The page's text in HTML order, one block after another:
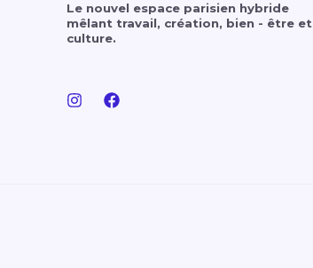
Le nouvel espace parisien hybride
mêlant travail, création, bien - être et
culture.